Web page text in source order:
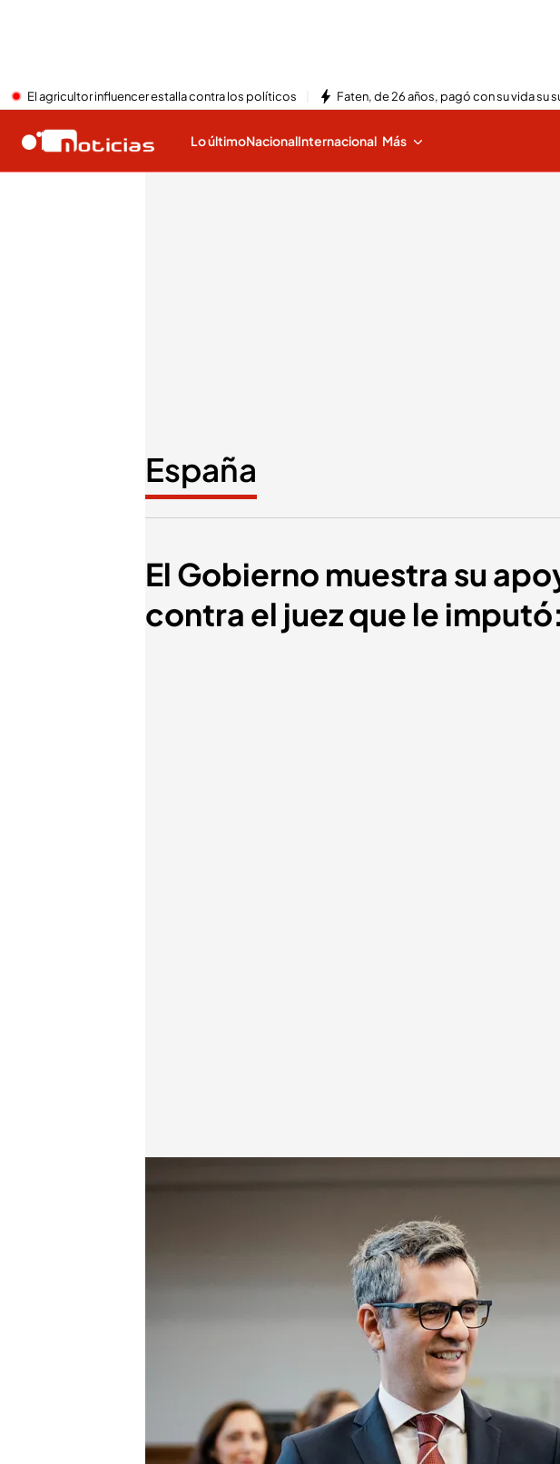
El agricultor influencer estalla contra los políticos Faten, de 26 años, pagó con su vida su
Lo últimoNacionalInternacional Más
España
El Gobierno muestra su
contra el juez que le
Europa Press
Félix Bolaños cuestiona el auto de
“En qué se fundamenta, en qué se sustenta
Isabel Díaz Ayuso alerta de que un día "no
recurrir" y critica que Bolaños vaya "contra
Miguel Ángel Rodríguez admite que filtró
Ayuso: "El fiscal va a ir pa'lante"